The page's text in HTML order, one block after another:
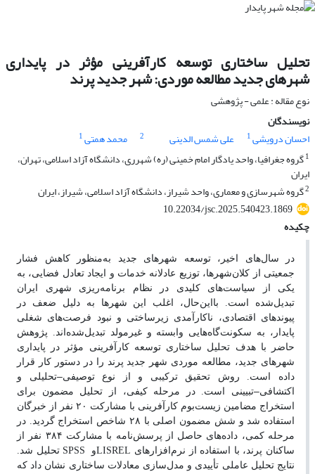
تحلیل ساختاری توسعه کارآفرینی مؤثر در پایداری
شهرهای جدید مطالعه موردی: شهر جدید پرند
نوع مقاله : علمی - پژوهشی
نویسندگان
احسان درویشی1 علی شمس الدینی 2 محمد همتی1
1گروه جغرافیا، واحد یادگار امام خمینی (ره) شهرری، دانشگاه آزاد اسلامی، تهران،
ایران
2گروه شهرسازی و معماری، واحد شیراز، دانشگاه آزاد اسلامی، شیراز، ایران
10.22034/jsc.2025.540423.1869
چکیده
در سال‌های اخیر، توسعه شهرهای جدید به‌منظور کاهش فشار
جمعیتی از کلان‌شهرها، توزیع عادلانه خدمات و ایجاد تعادل فضایی، به
یکی از سیاست‌های کلیدی در نظام برنامه‌ریزی شهری ایران
تبدیل‌شده است. بااین‌حال، اغلب این شهرها به دلیل ضعف در
پیوندهای اقتصادی، ناکارآمدی زیرساختی و نبود فرصت‌های شغلی
پایدار، به سکونت‌گاه‌هایی وابسته و غیرمولد تبدیل‌شده‌اند. پژوهش
حاضر با هدف تحلیل ساختاری توسعه کارآفرینی مؤثر در پایداری
شهرهای جدید، مطالعه موردی شهر جدید پرند را در دستور کار قرار
داده است. روش تحقیق ترکیبی و از نوع توصیفی–تحلیلی و
اکتشافی–تبیینی است. در مرحله کیفی، از تحلیل مضمون برای
استخراج مضامین زیست‌بوم کارآفرینی با مشارکت ۲۰ نفر از خبرگان
استفاده شد و شش مضمون اصلی با ۲۸ شاخص استخراج گردید. در
مرحله کمی، داده‌های حاصل از پرسش‌نامه با مشارکت ۳۸۴ نفر از
ساکنان پرند، با استفاده از نرم‌افزارهای
SPSS وLISREL
تحلیل شد.
نتایج تحلیل عاملی تأییدی و مدل‌سازی معادلات ساختاری نشان داد که